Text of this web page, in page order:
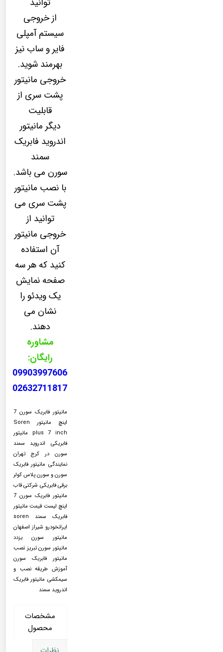
از خروجی
سیستم آمپلی
فایر و ساب نیز
بهرمند شوید.
خروجی مانیتور
پشت سری از
قابلیت
دیگر مانیتور
اندروید فابریک
سمند
سورن می باشد.
با نصب مانیتور
پشت سری می
توانید از
خروجی مانیتور
آن استفاده
کنید که هر سه
صفحه نمایش
یک ویدئو را
نشان می
دهند.
مشاوره
رایگان:
09903997606
02632711817
مانیتور فابریک سورن 7
اینچ مانیتور Soren
plus 7 inch مانیتور
فابریکی اندروید سمند
سورن در کرج تهران
نمایندگی مانیتور فابریک
سورن و سورن پلاس کولر
برقی فابریکی شرکتی قاب
مانیتور فابریک سورن 7
اینچ لیست قیمت مانیتور
فابریک سمند soren
ایرانخودرو شیراز اصفهان
مانیتور سورن یزدد
مانیتور سورن تبریز نصب
مانیتور فابریک سورن
آموزش طریقه نصب و
سیمکشی مانیتور فابریک
اندروید سمند
مشخصات
محصول